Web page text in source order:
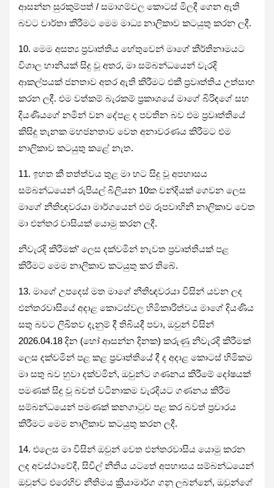
ආසන්න සුරකුම්පත් / සමාගම්වල කොටස් මිලදී ගෙන ඇති
බවට වාර්තා කිරීමට මෙම මාධ්‍ය නාලිකාව කටයුතු කරන ලදී.
10. මෙම අසත්‍ය ප්‍රවෘත්තිය හේතුවෙන් මාගේ කීර්තිනාමයට
විශාල හානියක් සිදු වූ අතර, මා සම්බන්ධයෙන් වැරදි
ආකල්පයක් ජනතාව අතර ඇති කිරීමට එකී ප්‍රවෘත්තිය උත්සාහ
කරන ලදී. එම වත්කම් බැරකම් ප්‍රකාශයේ මාගේ බිරිඳගේ සහ
දියණියගේ නමින් වන දේපළ ද පවතින බව එම ප්‍රවෘත්තියේ
කිසිදු තැනක මහජනතාව වෙත අනාවරණය කිරීමට එම
නාලිකාව කටයුතු කළේ නැත.
11. ඉහත කී තත්ත්වය තුළ මා හට සිදු වූ අපහාසය
සම්බන්ධයෙන් රුපියල් බිලියන 10ක වන්දියක් ගෙවන ලෙස
මාගේ නීතිඥවරයා මාර්ගයෙන් එම රූපවාහිනී නාලිකාව වෙත
මා එන්තර වාසියක් යොමු කරන ලදී.
නිවැරදි කිරීමක්’ ලෙස දක්වමින් නැවත ප්‍රවෘත්තියක් පළ
කිරීමට මෙම නාලිකාව කටයුතු කර තිබේ.
13. මාගේ උපදෙස් මත මාගේ නීතිඥවරයා විසින් යවන ලද
එන්තරවාසියේ අදාළ කොටස්වල හිමිකාරිත්වය මාගේ දියණිය
සතු බවට ලිඛිතව දැනුම් දී තිබියදී පවා, ඔවුන් විසින්
2026.04.18 දින (හෝ ආසන්න දිනක) කරුණු නිවැරදි කිරීමක්
ලෙස දක්වමින් පළ කළ ප්‍රවෘත්තියේ දී ද අදාළ කොටස් හිමිකම
මා සතු බව හුවා දක්වමින්, ඔවුන්ට ගණනය කිරීමේ දෝෂයක්
පමණක් සිදු වූ බවත් වටිනාකම වැරදියට ගණනය කිරීම
සම්බන්ධයෙන් පමණක් කනගාටුව පළ කර බවත් ප්‍රචාරය
කිරීමට මෙම නාලිකාව කටයුතු කරන ලදී.
14. එලෙස මා විසින් ඔවුන් වෙත එන්තරවාසිය යොමු කරන
ලද අවස්ථාවේදී, සිවිල් නීතිය යටතේ අපහාසය සම්බන්ධයෙන්
ඔවුන්ට එරෙහිව නීතිමය ක්‍රියාමාර්ග ගනු ලබන්නේ, ඔවුන්ගේ